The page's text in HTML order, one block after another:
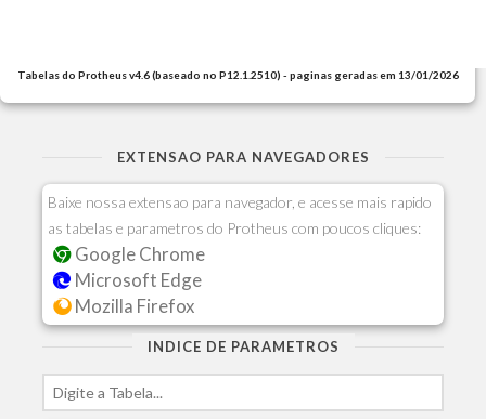
Tabelas do Protheus v4.6 (baseado no P12.1.2510) - paginas geradas em 13/01/2026
EXTENSAO PARA NAVEGADORES
Baixe nossa extensao para navegador, e acesse mais rapido
as tabelas e parametros do Protheus com poucos cliques:
Google Chrome
Microsoft Edge
Mozilla Firefox
INDICE DE PARAMETROS